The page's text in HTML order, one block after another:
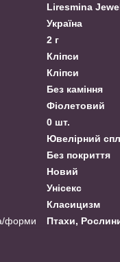
Liresmina
Україна
2 г
Кліпси
Кліпси
Без каміння
Фіолетовий
0 шт.
Ювелірний
Без покриття
Новий
Унісекс
Класицизм
форми
Птахи,